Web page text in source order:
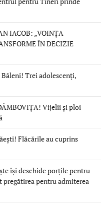
IACOB: „VOINȚA
ÎN DECIZIE
Trei adolescenți,
Vijelii și ploi
Flăcările au cuprins
își deschide porțile pentru
pentru admiterea